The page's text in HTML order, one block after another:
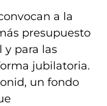
a la
presupuesto
y para las
jubilatoria.
un fondo